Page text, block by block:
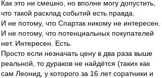
Как это ни смешно, но вполне могу допустить,
что такой расклад событий есть правда.
И не потому, что Спартак никому не интересен.
И не потому, что потенциальных покупателей
нет. Интересен. Есть.
Просто если незначать цену в два раза выше
реальной, то дураков не найдётся (таких как
сам Леонид, у которого за 16 лет соратники и